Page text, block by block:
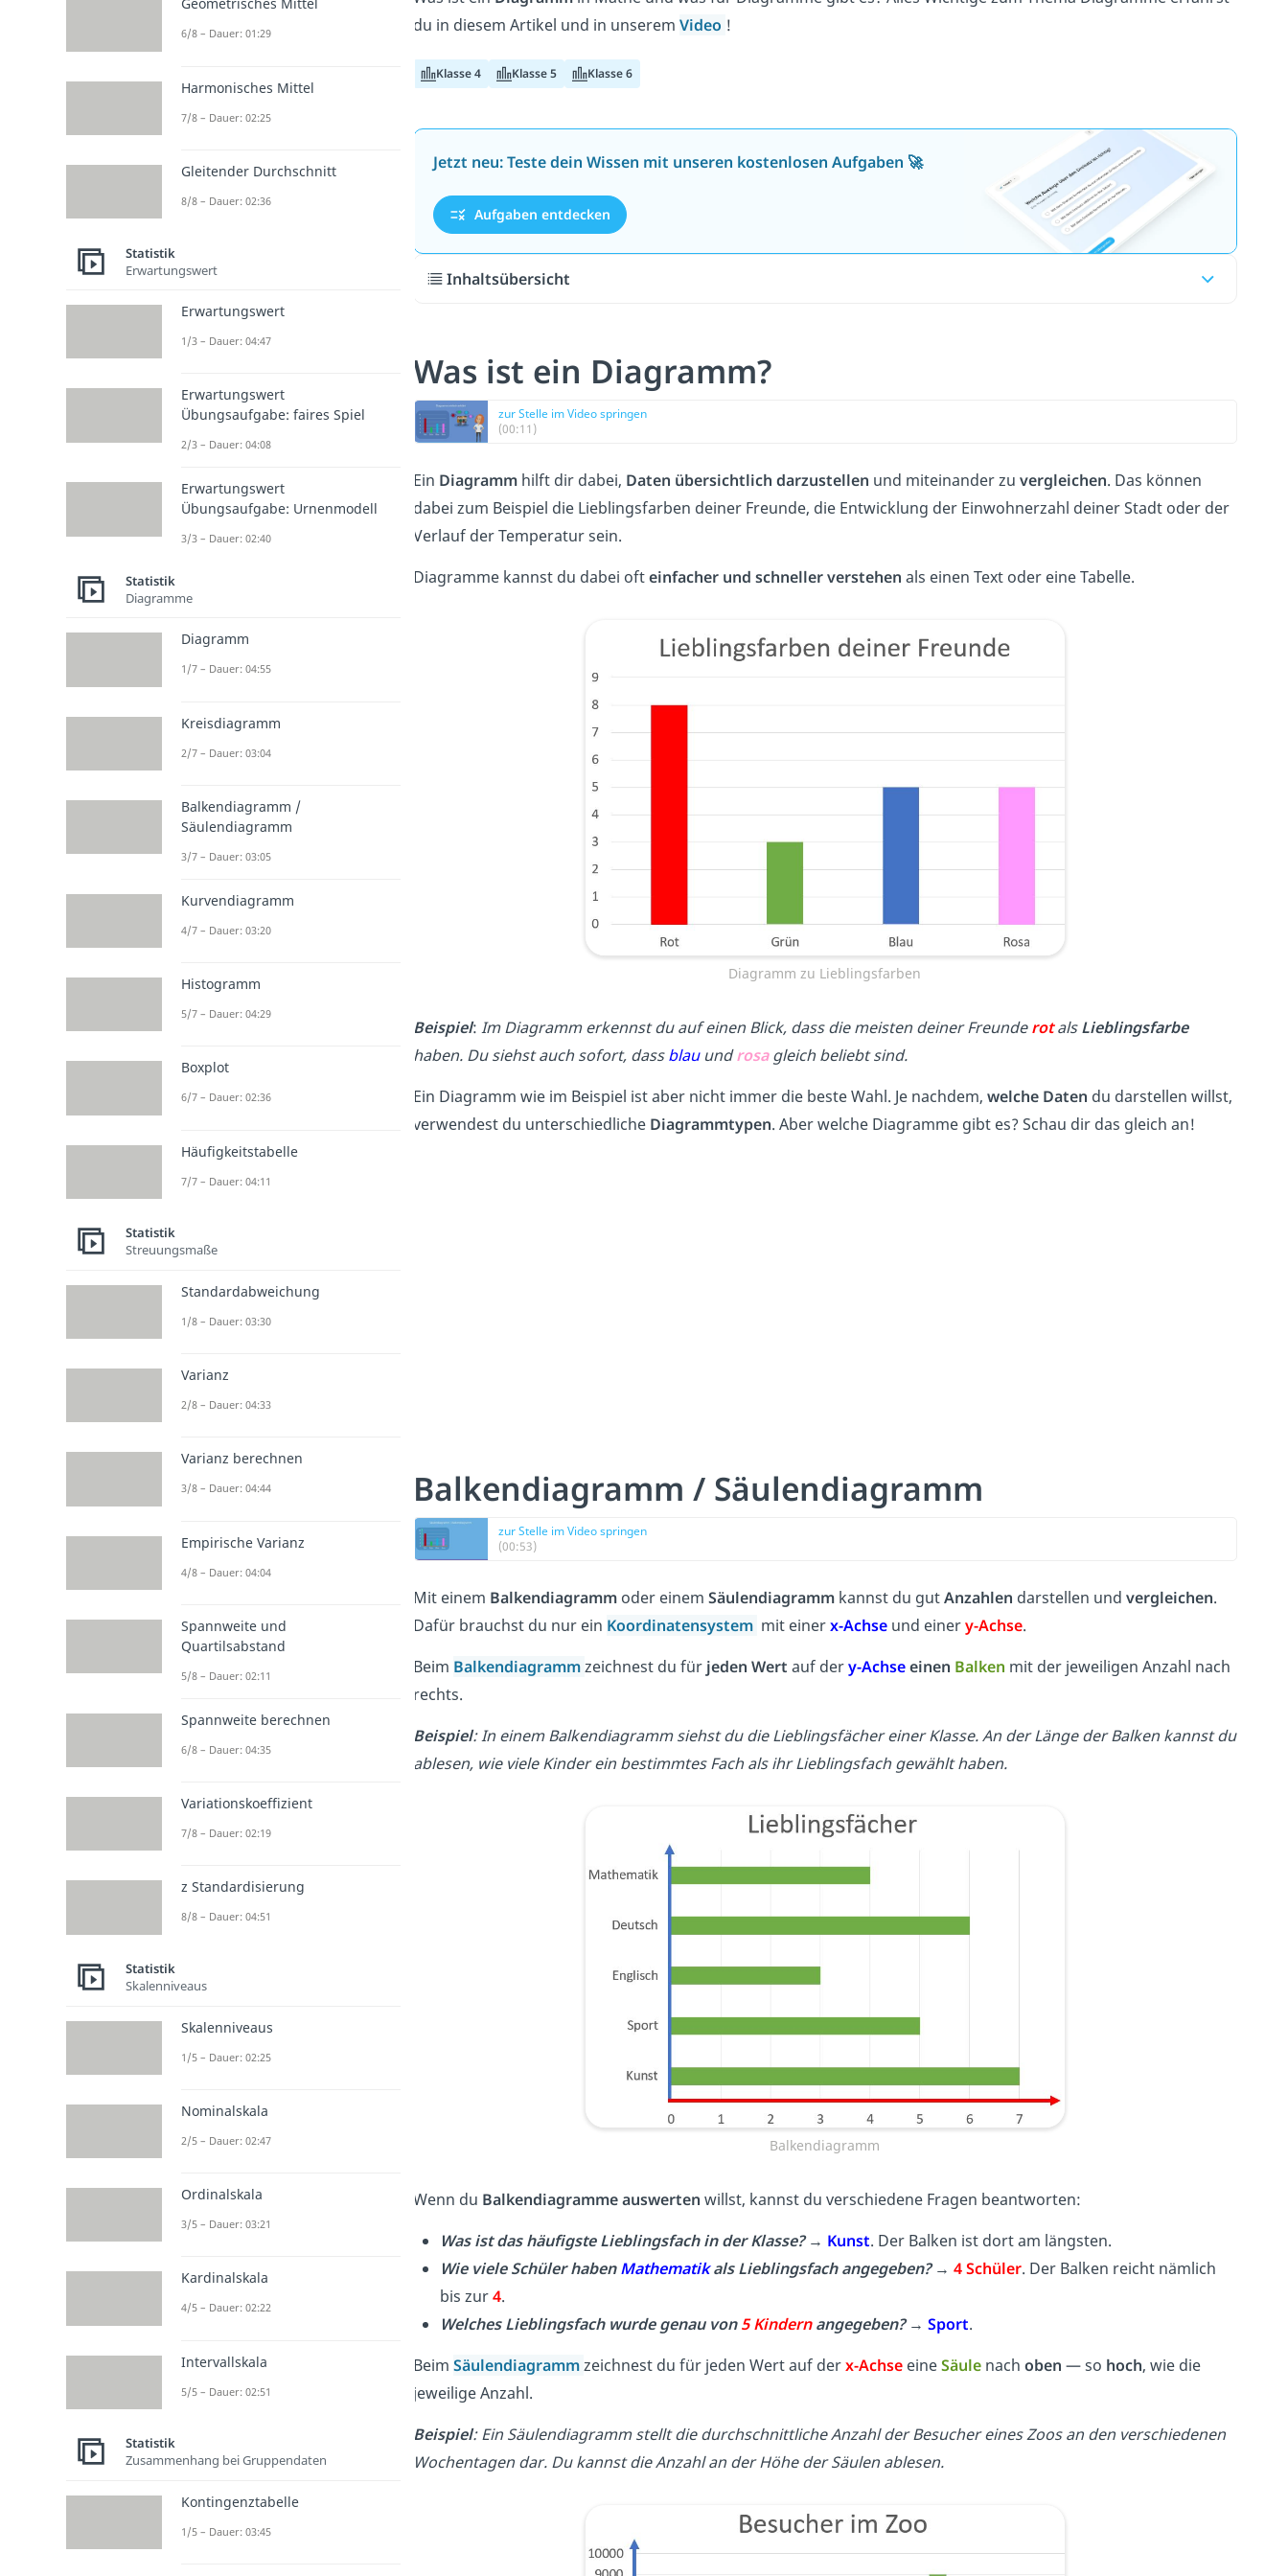
du in diesem Artikel und in unserem Video !
Klasse 4 Klasse 5 Klasse 6
Jetzt neu: Teste dein Wissen mit unseren kostenlosen Aufgaben 🚀
Aufgaben entdecken
Inhaltsübersicht
Was ist ein Diagramm?
zur Stelle im Video springen
(00:11)
Ein Diagrammhilft dir dabei, Daten übersichtlich darzustellen und miteinander zu vergleichen. Das können
dabei zum Beispiel die Lieblingsfarben deiner Freunde, die Entwicklung der Einwohnerzahl deiner Stadt oder der
Verlauf der Temperatur sein.
Diagramme kannst du dabei ofteinfacher und schneller verstehen als einen Text oder eine Tabelle.
Diagramm zu Lieblingsfarben
Beispiel: Im Diagramm erkennst du auf einen Blick, dass die meisten deiner Freunderot alsLieblingsfarbe
haben. Du siehst auch sofort, dassblau undrosa gleich beliebt sind.
Ein Diagramm wie im Beispiel ist aber nicht immer die beste Wahl. Je nachdem, welche Daten du darstellen willst,
verwendest du unterschiedliche Diagrammtypen. Aber welche Diagramme gibt es? Schau dir das gleich an!
Balkendiagramm / Säulendiagramm
zur Stelle im Video springen
(00:53)
Mit einem Balkendiagrammoder einem Säulendiagrammkannst du gutAnzahlen darstellen und vergleichen.
Dafür brauchst du nur ein Koordinatensystem mit einerx-Achseund einery-Achse.
Beim Balkendiagramm zeichnest du für jeden Wert auf dery-Achse einen Balken mit der jeweiligen Anzahl nach
rechts.
Beispiel: In einem Balkendiagramm siehst du die Lieblingsfächer einer Klasse. An der Länge der Balken kannst du
ablesen, wie viele Kinder ein bestimmtes Fach als ihr Lieblingsfach gewählt haben.
Balkendiagramm
Wenn du Balkendiagramme auswerten willst, kannst du verschiedene Fragen beantworten:
Was ist das häufigste Lieblingsfach in der Klasse? → Kunst. Der Balken ist dort am längsten.
Wie viele Schüler habenMathematikals Lieblingsfach angegeben? → 4 Schüler. Der Balken reicht nämlich
bis zur4.
Welches Lieblingsfach wurde genau von5 Kindernangegeben?→ Sport.
Beim Säulendiagramm zeichnest du für jeden Wert auf derx-Achse eineSäule nach oben — so hoch, wie die
jeweilige Anzahl.
Beispiel: Ein Säulendiagramm stellt die durchschnittliche Anzahl der Besucher eines Zoos an den verschiedenen
Wochentagen dar. Du kannst die Anzahl an der Höhe der Säulen ablesen.
Geometrisches Mittel
6/8 – Dauer: 01:29
Harmonisches Mittel
7/8 – Dauer: 02:25
Gleitender Durchschnitt
8/8 – Dauer: 02:36
Statistik
Erwartungswert
Erwartungswert
1/3 – Dauer: 04:47
Erwartungswert
Übungsaufgabe: faires Spiel
2/3 – Dauer: 04:08
Erwartungswert
Übungsaufgabe: Urnenmodell
3/3 – Dauer: 02:40
Statistik
Diagramme
Diagramm
1/7 – Dauer: 04:55
Kreisdiagramm
2/7 – Dauer: 03:04
Balkendiagramm /
Säulendiagramm
3/7 – Dauer: 03:05
Kurvendiagramm
4/7 – Dauer: 03:20
Histogramm
5/7 – Dauer: 04:29
Boxplot
6/7 – Dauer: 02:36
Häufigkeitstabelle
7/7 – Dauer: 04:11
Statistik
Streuungsmaße
Standardabweichung
1/8 – Dauer: 03:30
Varianz
2/8 – Dauer: 04:33
Varianz berechnen
3/8 – Dauer: 04:44
Empirische Varianz
4/8 – Dauer: 04:04
Spannweite und
Quartilsabstand
5/8 – Dauer: 02:11
Spannweite berechnen
6/8 – Dauer: 04:35
Variationskoeffizient
7/8 – Dauer: 02:19
z Standardisierung
8/8 – Dauer: 04:51
Statistik
Skalenniveaus
Skalenniveaus
1/5 – Dauer: 02:25
Nominalskala
2/5 – Dauer: 02:47
Ordinalskala
3/5 – Dauer: 03:21
Kardinalskala
4/5 – Dauer: 02:22
Intervallskala
5/5 – Dauer: 02:51
Statistik
Zusammenhang bei Gruppendaten
Kontingenztabelle
1/5 – Dauer: 03:45